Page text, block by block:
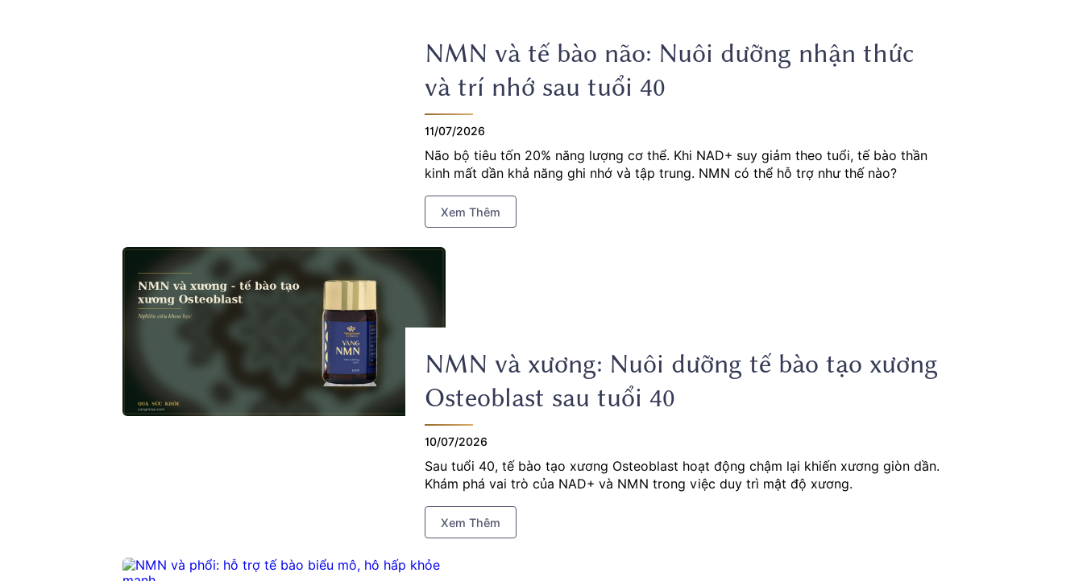
NMN và tế bào não: Nuôi dưỡng nhận thức
và trí nhớ sau tuổi 40
11/07/2026
Não bộ tiêu tốn 20% năng lượng cơ thể. Khi NAD+ suy giảm theo tuổi, tế bào thần
kinh mất dần khả năng ghi nhớ và tập trung. NMN có thể hỗ trợ như thế nào?
Xem Thêm
NMN và xương: Nuôi dưỡng tế bào tạo xương
Osteoblast sau tuổi 40
10/07/2026
Sau tuổi 40, tế bào tạo xương Osteoblast hoạt động chậm lại khiến xương giòn dần.
Khám phá vai trò của NAD+ và NMN trong việc duy trì mật độ xương.
Xem Thêm